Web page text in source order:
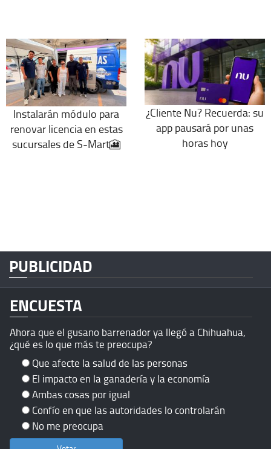
Instalarán módulo para
renovar licencia en estas
sucursales de S-Mart🎦
¿Cliente Nu? Recuerda: su
app pausará por unas
horas hoy
PUBLICIDAD
ENCUESTA
Ahora que el gusano barrenador ya llegó a Chihuahua,
¿qué es lo que más te preocupa?
Que afecte la salud de las personas
El impacto en la ganadería y la economía
Ambas cosas por igual
Confío en que las autoridades lo controlarán
No me preocupa